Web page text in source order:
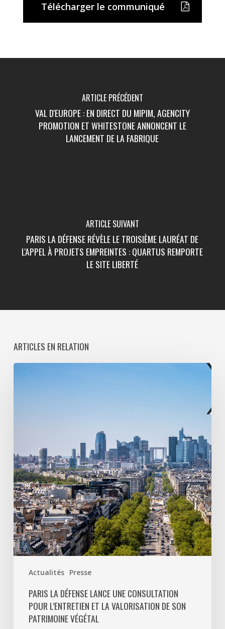
Télécharger le communiqué
ARTICLE PRÉCÉDENT
VAL D'EUROPE : EN DIRECT DU MIPIM, AGENCITY
PROMOTION ET WHITESTONE ANNONCENT LE
LANCEMENT DE LA FABRIQUE
ARTICLE SUIVANT
PARIS LA DÉFENSE RÉVÈLE LE TROISIÈME LAURÉAT DE
L'APPEL À PROJETS EMPREINTES : QUARTUS REMPORTE
LE SITE LIBERTÉ
ARTICLES EN RELATION
Actualités Presse
Paris
La
Défense
consultation
pour
l’entretien
et
la
valorisation
de
son
patrimoine
végétal
PARIS LA DÉFENSE LANCE UNE CONSULTATION
POUR L’ENTRETIEN ET LA VALORISATION DE SON
PATRIMOINE VÉGÉTAL